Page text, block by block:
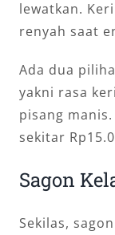
lewatkan.
renyah saat
Ada dua
yakni rasa
pisang
sekitar
Sagon
Sekilas,